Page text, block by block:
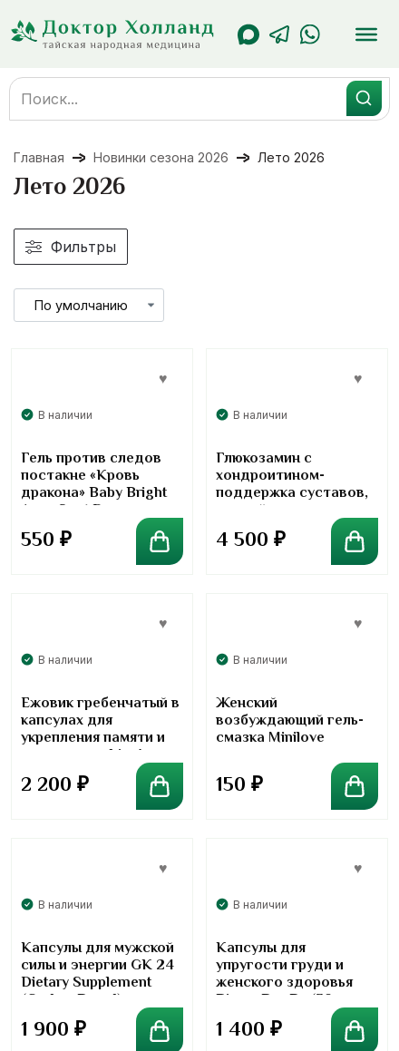
содержанию
Search
for:
Главная Новинки сезона 2026 Лето 2026
Лето 2026
Фильтры
В наличии
Гель против следов
постакне «Кровь
дракона» Baby Bright
Acne Spot Dragon
Blood Gel
550 ₽
В наличии
Глюкозамин с
хондроитином-
поддержка суставов,
хрящей и связок на
каждый день- Kirkland
Signature
Glucosamine.Курс 6
4 500 ₽
В наличии
Ежовик гребенчатый в
капсулах для
укрепления памяти и
иммунитета Lion`s
Mane 540 мг+Ginkgo
Biloba 120 мг 60 капсул
2 200 ₽
В наличии
Женский
возбуждающий гель-
смазка Minilove
150 ₽
В наличии
Капсулы для мужской
силы и энергии GK 24
Dietary Supplement
(Grakcu Brand)
1 900 ₽
В наличии
Капсулы для
упругости груди и
женского здоровья
BiggerBooBs (30
капсул)
1 400 ₽